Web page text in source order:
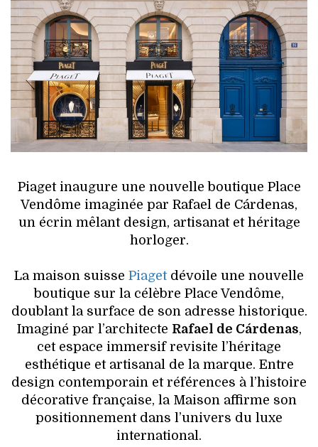
HIGH TECH
MAISON
AUTO
LIEUX TENDANCES
MODE DE RUE
JEUNES CRÉATEURS
HISTOIRE DES MARQUES
DÉCO
VOYAGES & LOISIRS
Piaget inaugure une nouvelle boutique Place
Vendôme imaginée par Rafael de Cárdenas,
un écrin mêlant design, artisanat et héritage
horloger.
La maison suisse Piagetdévoile une nouvelle
boutique sur la célèbre Place Vendôme,
doublant la surface de son adresse historique.
Imaginé par l’architecte Rafael de Cárdenas,
cet espace immersif revisite l’héritage
esthétique et artisanal de la marque. Entre
design contemporain et références à l’histoire
décorative française, la Maison affirme son
positionnement dans l’univers du luxe
international.